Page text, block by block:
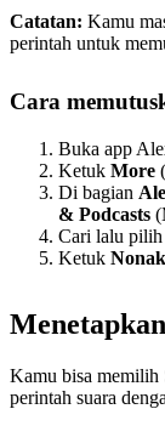
Catatan: Kamu
perintah untuk
Cara
Buka app
Ketuk More
Di bagian
& Podcasts
Cari lalu pilih
Ketuk
Kamu bisa memilih
perintah suara